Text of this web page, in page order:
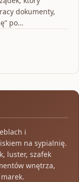
dokumenty,
po…
i
na sypialnię.
luster, szafek
wnętrza,